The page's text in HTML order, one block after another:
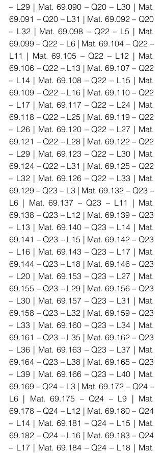
– L29 | Mat. 69.090 – Q20 – L30 | Mat.
69.091 – Q20 – L31 | Mat. 69.092 – Q20
– L32 | Mat. 69.098 – Q22 – L5 | Mat.
69.099 – Q22 – L6 | Mat. 69.104 – Q22 –
L11 | Mat. 69.105 – Q22 – L12 | Mat.
69.106 – Q22 – L13 | Mat. 69.107 – Q22
– L14 | Mat. 69.108 – Q22 – L15 | Mat.
69.109 – Q22 – L16 | Mat. 69.110 – Q22
– L17 | Mat. 69.117 – Q22 – L24 | Mat.
69.118 – Q22 – L25 | Mat. 69.119 – Q22
– L26 | Mat. 69.120 – Q22 – L27 | Mat.
69.121 – Q22 – L28 | Mat. 69.122 – Q22
– L29 | Mat. 69.123 – Q22 – L30 | Mat.
69.124 – Q22 – L31 | Mat. 69.125 – Q22
– L32 | Mat. 69.126 – Q22 – L33 | Mat.
69.129 – Q23 – L3 | Mat. 69.132 – Q23 –
L6 | Mat. 69.137 – Q23 – L11 | Mat.
69.138 – Q23 – L12 | Mat. 69.139 – Q23
– L13 | Mat. 69.140 – Q23 – L14 | Mat.
69.141 – Q23 – L15 | Mat. 69.142 – Q23
– L16 | Mat. 69.143 – Q23 – L17 | Mat.
69.144 – Q23 – L18 | Mat. 69.146 – Q23
– L20 | Mat. 69.153 – Q23 – L27 | Mat.
69.155 – Q23 – L29 | Mat. 69.156 – Q23
– L30 | Mat. 69.157 – Q23 – L31 | Mat.
69.158 – Q23 – L32 | Mat. 69.159 – Q23
– L33 | Mat. 69.160 – Q23 – L34 | Mat.
69.161 – Q23 – L35 | Mat. 69.162 – Q23
– L36 | Mat. 69.163 – Q23 – L37 | Mat.
69.164 – Q23 – L38 | Mat. 69.165 – Q23
– L39 | Mat. 69.166 – Q23 – L40 | Mat.
69.169 – Q24 – L3 | Mat. 69.172 – Q24 –
L6 | Mat. 69.175 – Q24 – L9 | Mat.
69.178 – Q24 – L12 | Mat. 69.180 – Q24
– L14 | Mat. 69.181 – Q24 – L15 | Mat.
69.182 – Q24 – L16 | Mat. 69.183 – Q24
– L17 | Mat. 69.184 – Q24 – L18 | Mat.